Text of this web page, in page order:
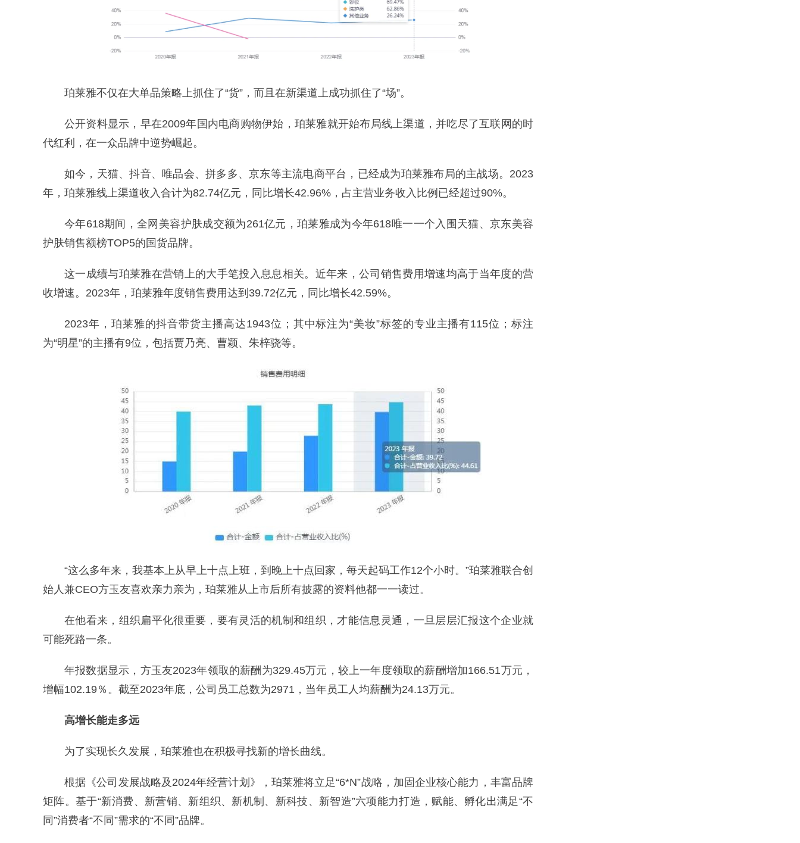
珀莱雅不仅在大单品策略上抓住了“货”，而且在新渠道上成功抓住了“场”。
公开资料显示，早在2009年国内电商购物伊始，珀莱雅就开始布局线上渠道，并吃尽了互联网的时
代红利，在一众品牌中逆势崛起。
如今，天猫、抖音、唯品会、拼多多、京东等主流电商平台，已经成为珀莱雅布局的主战场。2023
年，珀莱雅线上渠道收入合计为82.74亿元，同比增长42.96%，占主营业务收入比例已经超过90%。
今年618期间，全网美容护肤成交额为261亿元，珀莱雅成为今年618唯一一个入围天猫、京东美容
护肤销售额榜TOP5的国货品牌。
这一成绩与珀莱雅在营销上的大手笔投入息息相关。近年来，公司销售费用增速均高于当年度的营
收增速。2023年，珀莱雅年度销售费用达到39.72亿元，同比增长42.59%。
2023年，珀莱雅的抖音带货主播高达1943位；其中标注为“美妆”标签的专业主播有115位；标注
为“明星”的主播有9位，包括贾乃亮、曹颖、朱梓骁等。
“这么多年来，我基本上从早上十点上班，到晚上十点回家，每天起码工作12个小时。”珀莱雅联合创
始人兼CEO方玉友喜欢亲力亲为，珀莱雅从上市后所有披露的资料他都一一读过。
在他看来，组织扁平化很重要，要有灵活的机制和组织，才能信息灵通，一旦层层汇报这个企业就
可能死路一条。
年报数据显示，方玉友2023年领取的薪酬为329.45万元，较上一年度领取的薪酬增加166.51万元，
增幅102.19％。截至2023年底，公司员工总数为2971，当年员工人均薪酬为24.13万元。
高增长能走多远
为了实现长久发展，珀莱雅也在积极寻找新的增长曲线。
根据《公司发展战略及2024年经营计划》，珀莱雅将立足“6*N”战略，加固企业核心能力，丰富品牌
矩阵。基于“新消费、新营销、新组织、新机制、新科技、新智造”六项能力打造，赋能、孵化出满足“不
同”消费者“不同”需求的“不同”品牌。